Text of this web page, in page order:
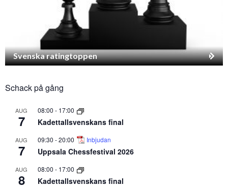
Svenska ratingtoppen
Schack på gång
AUG
7
08:00 - 17:00
Kadettallsvenskans final
AUG
7
09:30 -20:00 Inbjudan
Uppsala Chessfestival 2026
AUG
8
08:00 - 17:00
Kadettallsvenskans final